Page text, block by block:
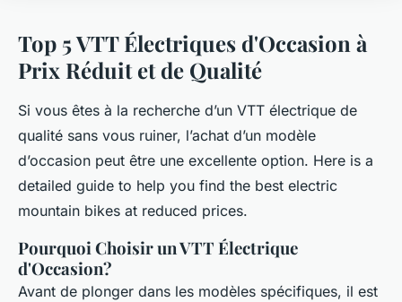
Top 5 VTT Électriques d'Occasion à
Prix Réduit et de Qualité
Si vous êtes à la recherche d’un VTT électrique de
qualité sans vous ruiner, l’achat d’un modèle
d’occasion peut être une excellente option. Here is a
detailed guide to help you find the best electric
mountain bikes at reduced prices.
Pourquoi Choisir un VTT Électrique
d'Occasion?
Avant de plonger dans les modèles spécifiques, il est